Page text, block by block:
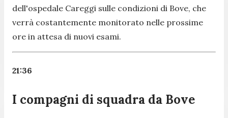
dell'ospedale Careggi sulle condizioni di Bove, che
verrà costantemente monitorato nelle prossime
ore in attesa di nuovi esami.
21:36
I compagni di squadra da Bove